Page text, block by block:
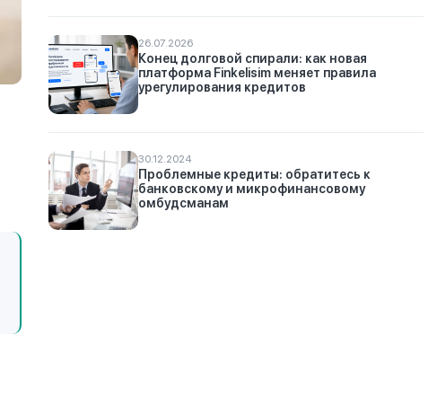
26.07.2026
Конец долговой спирали: как новая
платформа Finkelisim меняет правила
урегулирования кредитов
30.12.2024
Проблемные кредиты: обратитесь к
банковскому и микрофинансовому
омбудсманам